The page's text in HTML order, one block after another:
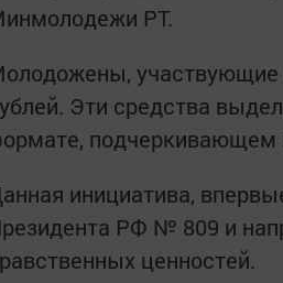
РТ.
участвующие
Эти средства
подчеркивающем
инициатива,
РФ № 809 и
ценностей.